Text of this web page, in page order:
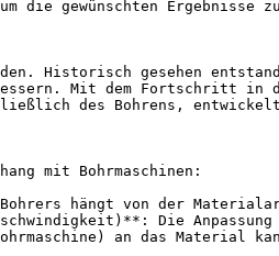
die gewünschten Ergebnisse
Historisch gesehen
Mit dem Fortschritt in
des Bohrens,
mit Bohrmaschinen:
hängt von der
Die
an das Material